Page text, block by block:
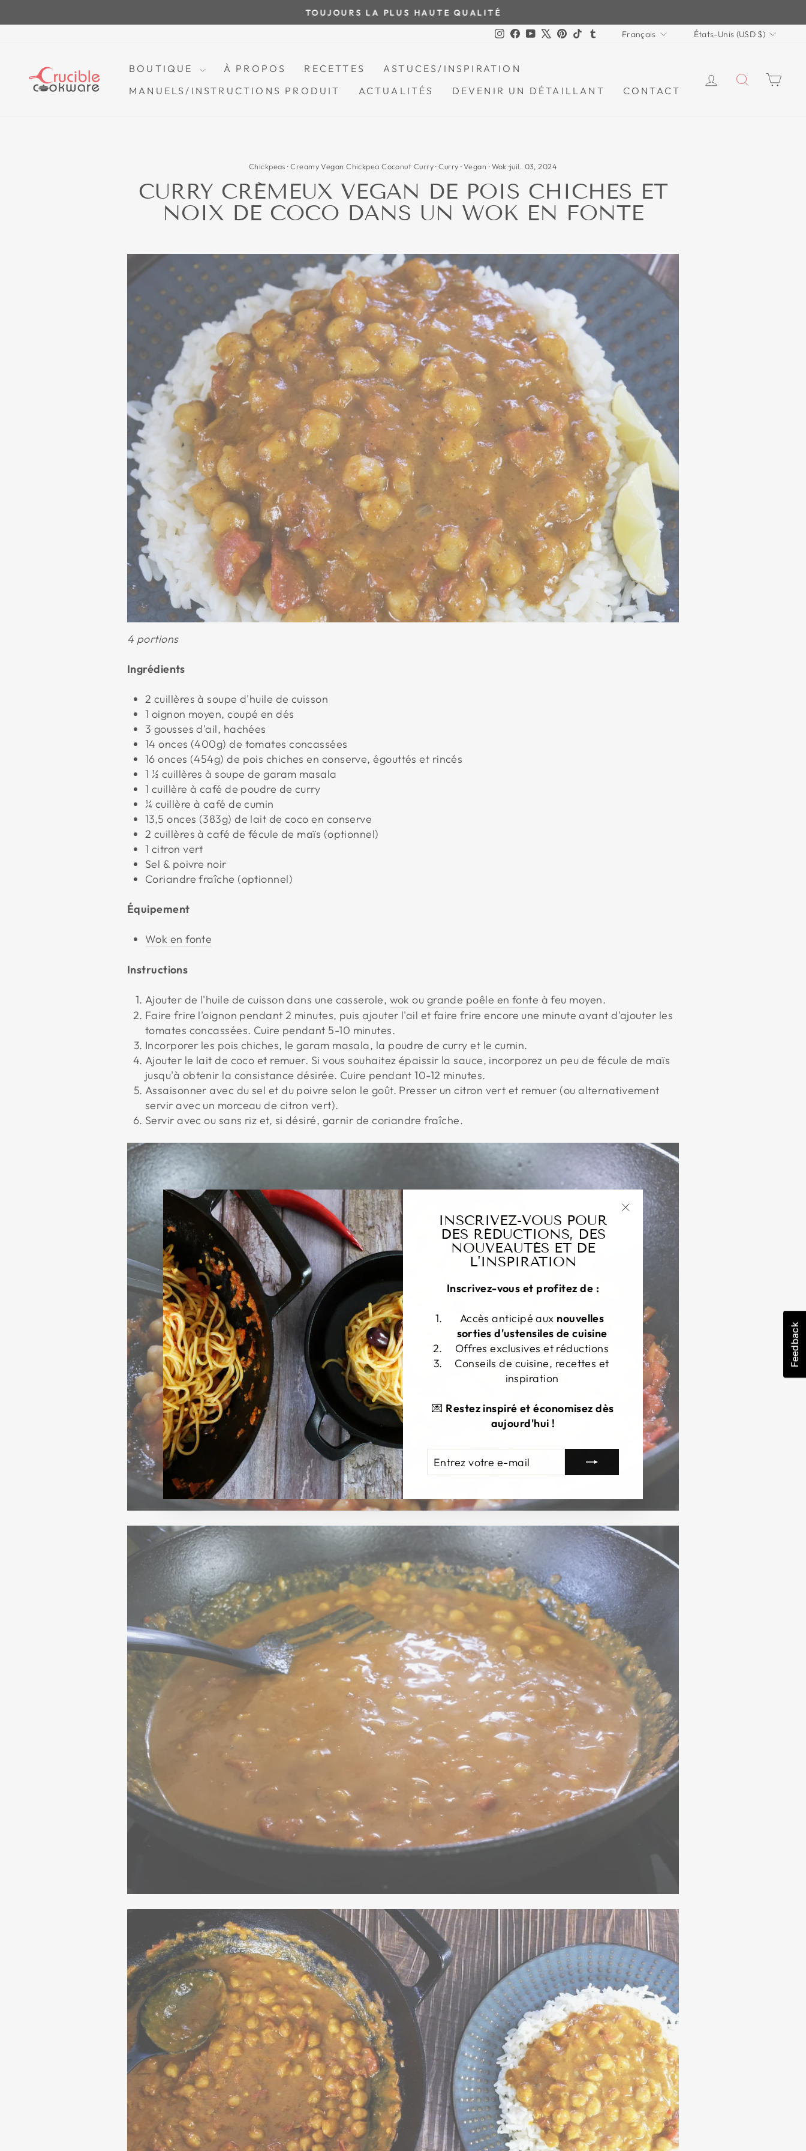
au
Mettre
en
pause
TOUJOURS LA PLUS HAUTE QUALITÉ
Instagram
Facebook
YouTube
X Pinterest
TikTokTumblrLANGUE
Français DEVISE
États-Unis (USD $)
BOUTIQUE À PROPOS RECETTES
ASTUCES/INSPIRATION
MANUELS/INSTRUCTIONS PRODUIT
ACTUALITÉS DEVENIR UN DÉTAILLANT CONTACT
SE
Chickpeas ·Creamy Vegan Chickpea Coconut Curry·Curry ·Vegan ·Wok ·juil. 03, 2024
CURRY CRÉMEUX VEGAN DE POIS CHICHES ET
NOIX DE COCO DANS UN WOK EN FONTE
4 portions
Ingrédients
2 cuillères à soupe d'huile de cuisson
1 oignon moyen, coupé en dés
3 gousses d'ail, hachées
14 onces (400g) de tomates concassées
16 onces (454g) de pois chiches en conserve, égouttés et rincés
1 ½ cuillères à soupe de garam masala
1 cuillère à café de poudre de curry
¼ cuillère à café de cumin
13,5 onces (383g) de lait de coco en conserve
2 cuillères à café de fécule de maïs (optionnel)
1 citron vert
Sel & poivre noir
Coriandre fraîche (optionnel)
Équipement
Wok en fonte
Instructions
Ajouter de l'huile de cuisson dans une casserole, wok ou grande poêle en fonte à feu moyen.
Faire frire l'oignon pendant 2 minutes, puis ajouter l'ail et faire frire encore une minute avant d'ajouter les
tomates concassées. Cuire pendant 5-10 minutes.
Incorporer les pois chiches, le garam masala, la poudre de curry et le cumin.
Ajouter le lait de coco et remuer. Si vous souhaitez épaissir la sauce, incorporez un peu de fécule de maïs
jusqu'à obtenir la consistance désirée. Cuire pendant 10-12 minutes.
Assaisonner avec du sel et du poivre selon le goût. Presser un citron vert et remuer (ou alternativement
servir avec un morceau de citron vert).
Servir avec ou sans riz et, si désiré, garnir de coriandre fraîche.
INSCRIVEZ-VOUS POUR
DES RÉDUCTIONS, DES
NOUVEAUTÉS ET DE
L'INSPIRATION
Inscrivez-vous et profitez de :
Accès anticipé aux nouvelles
sorties d'ustensiles de cuisine
Offres exclusives et réductions
Conseils de cuisine, recettes et
inspiration
💌 Restez inspiré et économisez dès
aujourd'hui !
VOTRE
E-
"Fermer
(esc)"
Feedback